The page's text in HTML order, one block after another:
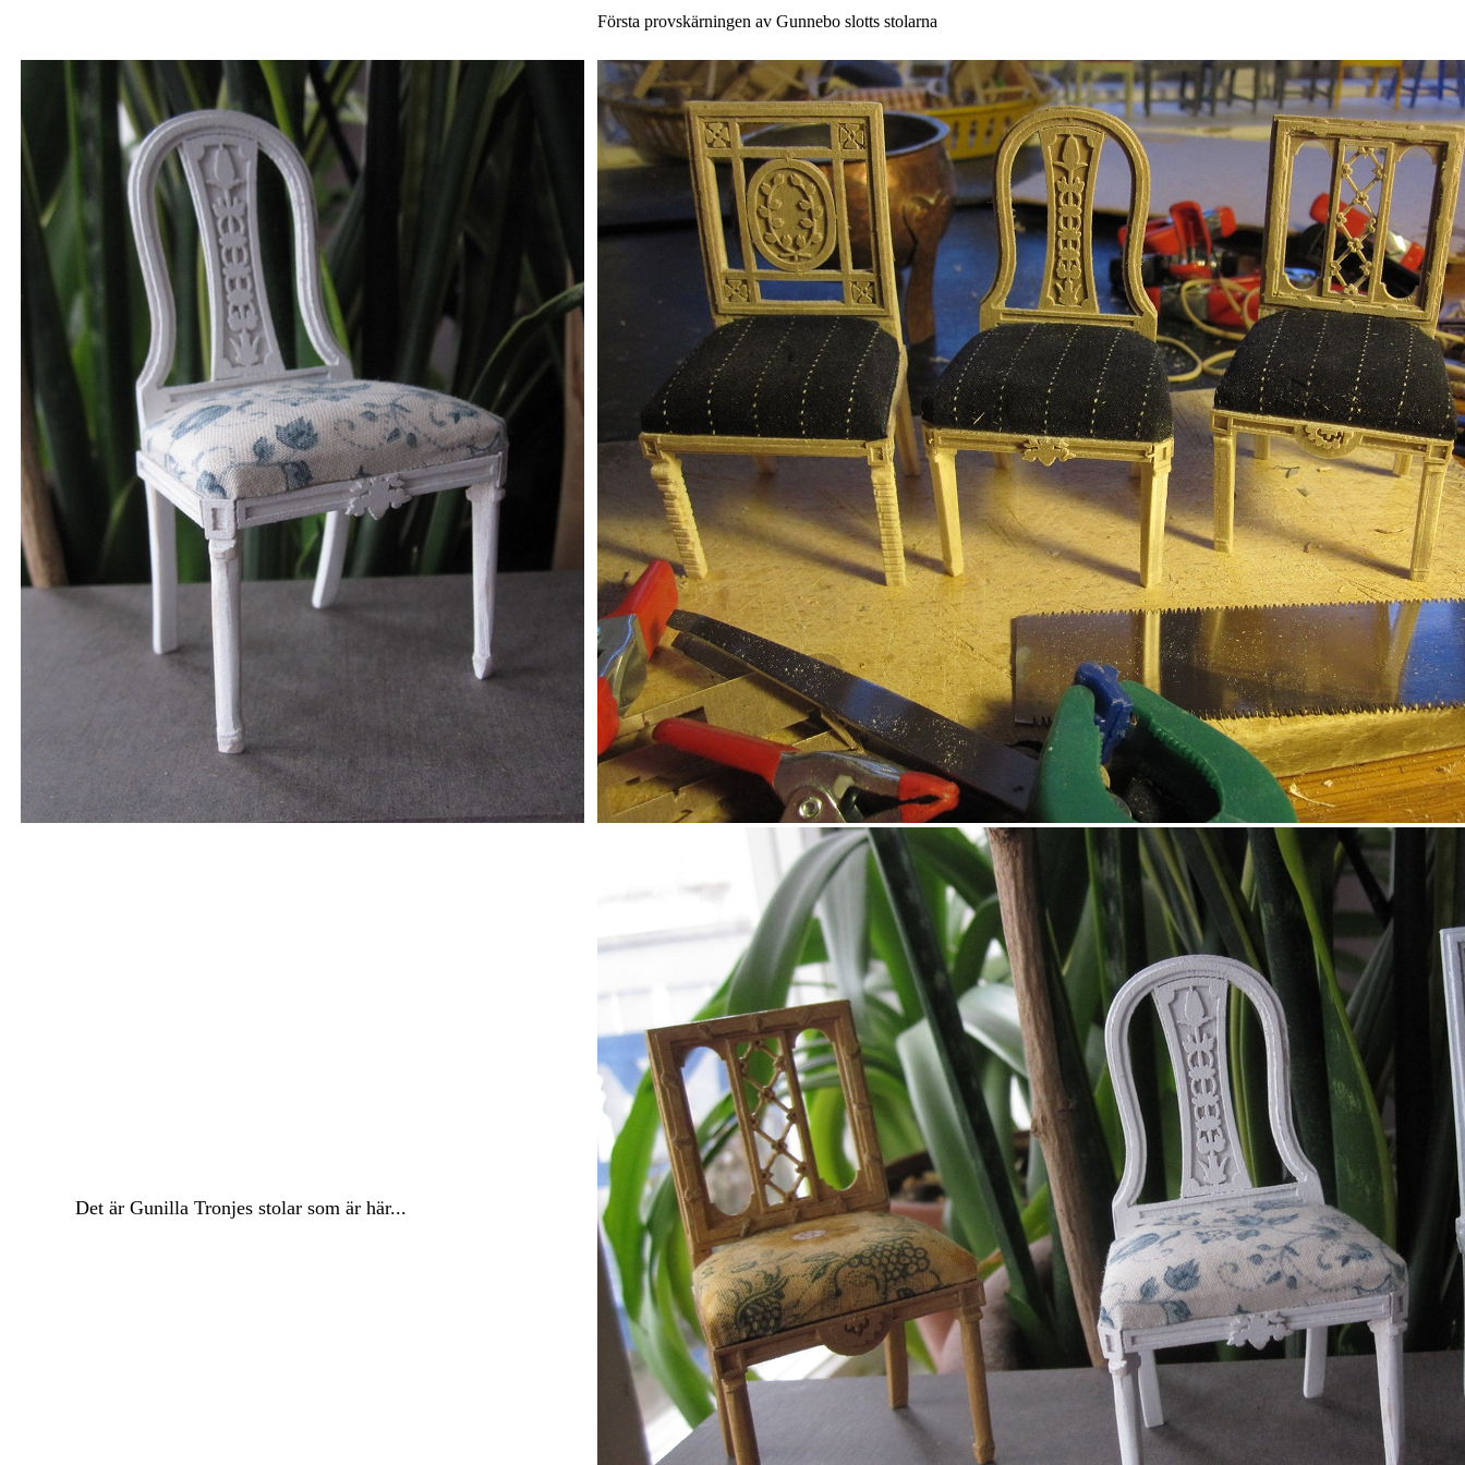
Första provskärningen av Gunnebo slotts stolarna
Det är Gunilla Tronjes stolar som är här...